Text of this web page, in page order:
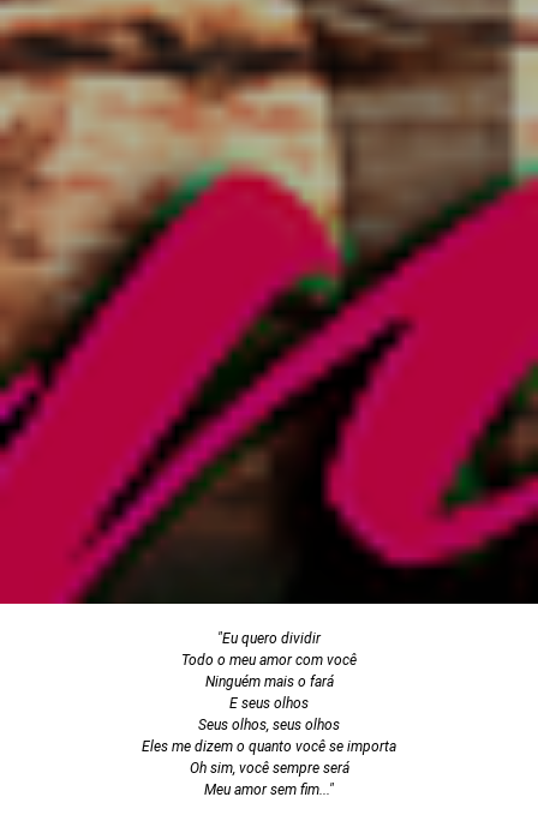
"Eu quero dividir
Todo o meu amor com você
Ninguém mais o fará
E seus olhos
Seus olhos, seus olhos
Eles me dizem o quanto você se importa
Oh sim, você sempre será
Meu amor sem fim..."